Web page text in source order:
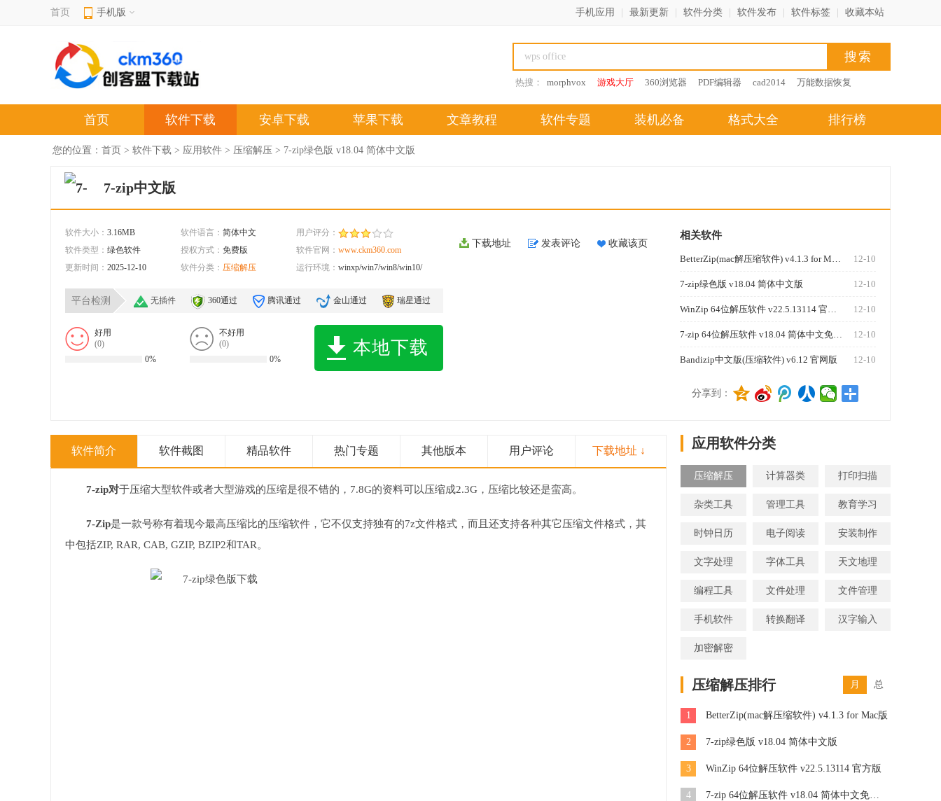
首页 手机版 手机应用 最新更新 软件分类 软件发布 软件标签 收藏本站
热搜： morphvox 游戏大厅 360浏览器 PDF编辑器 cad2014 万能数据恢复
首页 软件下载 安卓下载 苹果下载 文章教程 软件专题 装机必备 格式大全 排行榜
您的位置： 首页 > 软件下载 > 应用软件 > 压缩解压 > 7-zip绿色版 v18.04 简体中文版
7-zip中文版
软件大小： 3.16MB 软件语言： 简体中文
用户评分：
软件类型： 绿色软件 授权方式： 免费版 软件官网： www.ckm360.com
更新时间： 2025-12-10 软件分类： 压缩解压 运行环境： winxp/win7/win8/win10/
平台检测 无插件 360通过 腾讯通过 金山通过 瑞星通过
好用
(0)
0%
不好用
(0)
0%
本地下载
下载地址 发表评论 收藏该页
相关软件
12-10
BetterZip(mac解压缩软件) v4.1.3 for Mac版
12-10
7-zip绿色版 v18.04 简体中文版
12-10
WinZip 64位解压软件 v22.5.13114 官方版
12-10
7-zip 64位解压软件 v18.04 简体中文免费版
12-10
Bandizip中文版(压缩软件) v6.12 官网版
分享到：
软件简介 软件截图 精品软件 热门专题 其他版本 用户评论 下载地址 ↓
7-zip对于压缩大型软件或者大型游戏的压缩是很不错的，7.8G的资料可以压缩成2.3G，压缩比较还是蛮高。
7-Zip是一款号称有着现今最高压缩比的压缩软件，它不仅支持独有的7z文件格式，而且还支持各种其它压缩文件格式，其
中包括ZIP, RAR, CAB, GZIP, BZIP2和TAR。
应用软件分类
压缩解压 计算器类 打印扫描
杂类工具 管理工具 教育学习
时钟日历 电子阅读 安装制作
文字处理 字体工具 天文地理
编程工具 文件处理 文件管理
手机软件 转换翻译 汉字输入
加密解密
压缩解压排行 月 总
1 BetterZip(mac解压缩软件) v4.1.3 for Mac版
2 7-zip绿色版 v18.04 简体中文版
3 WinZip 64位解压软件 v22.5.13114 官方版
4 7-zip 64位解压软件 v18.04 简体中文免费版